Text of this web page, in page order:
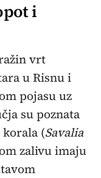
i
vrt
u Risnu i
pojasu uz
su poznata
(Savalia
zalivu imaju